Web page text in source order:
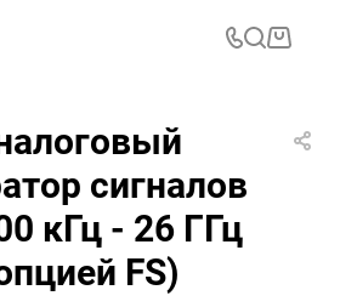
сигналов
кГц - 26 ГГц
FS)